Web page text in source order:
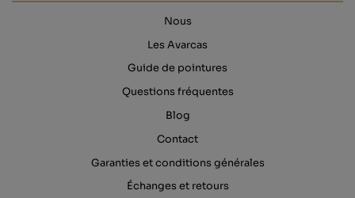
Nous
Les Avarcas
Guide de pointures
Questions fréquentes
Blog
Contact
Garanties et conditions générales
Échanges et retours